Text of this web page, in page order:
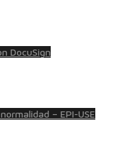
DocuSign
– EPI-USE